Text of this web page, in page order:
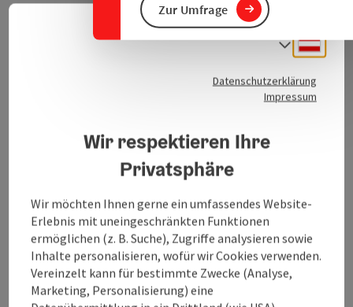
Zur Umfrage
Preise
Anreise/Lage
Datenschutzerklärung
Impressum
Wir respektieren Ihre
Privatsphäre
Wir möchten Ihnen gerne ein umfassendes Website-
Erlebnis mit uneingeschränkten Funktionen
ermöglichen (z. B. Suche), Zugriffe analysieren sowie
Inhalte personalisieren, wofür wir Cookies verwenden.
Vereinzelt kann für bestimmte Zwecke (Analyse,
Marketing, Personalisierung) eine